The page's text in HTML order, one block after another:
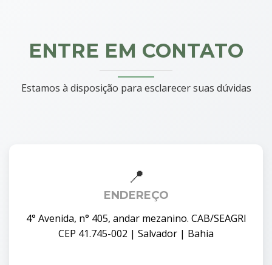
ENTRE EM CONTATO
Estamos à disposição para esclarecer suas dúvidas
ENDEREÇO
4° Avenida, n° 405, andar mezanino. CAB/SEAGRI
CEP 41.745-002 | Salvador | Bahia